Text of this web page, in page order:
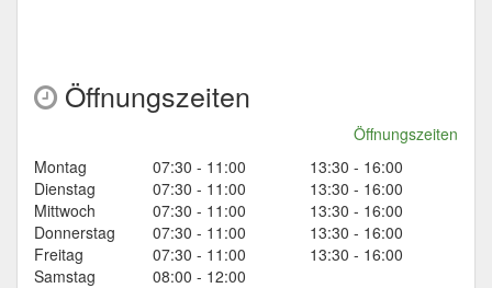
Öffnungszeiten
Öffnungszeiten
Montag
07:30 - 11:00
13:30 - 16:00
Dienstag
07:30 - 11:00
13:30 - 16:00
Mittwoch
07:30 - 11:00
13:30 - 16:00
Donnerstag
07:30 - 11:00
13:30 - 16:00
Freitag
07:30 - 11:00
13:30 - 16:00
Samstag
08:00 - 12:00